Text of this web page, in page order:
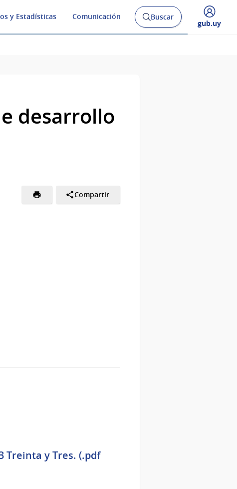
y Estadísticas Comunicación
Abrir
buscador
Buscar
Desplegar
gub.uy
desarrollo
Compartir
Treinta y Tres. (.pdf